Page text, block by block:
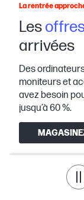
Les
arrivées
La rentrée
Des
moniteurs et
avez besoin
jusqu’à 60 %.